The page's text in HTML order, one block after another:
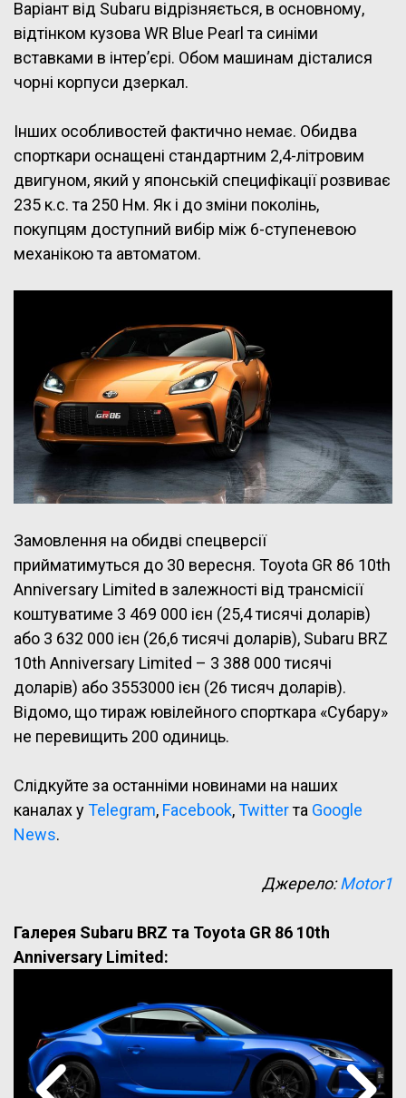
Варіант від Subaru відрізняється, в основному,
відтінком кузова WR Blue Pearl та синіми
вставками в інтер’єрі. Обом машинам дісталися
чорні корпуси дзеркал.
Інших особливостей фактично немає. Обидва
спорткари оснащені стандартним 2,4-літровим
двигуном, який у японській специфікації розвиває
235 к.с. та 250 Нм. Як і до зміни поколінь,
покупцям доступний вибір між 6-ступеневою
механікою та автоматом.
Замовлення на обидві спецверсії
прийматимуться до 30 вересня. Toyota GR 86 10th
Anniversary Limited в залежності від трансмісії
коштуватиме 3 469 000 ієн (25,4 тисячі доларів)
або 3 632 000 ієн (26,6 тисячі доларів), Subaru BRZ
10th Anniversary Limited – 3 388 000 тисячі
доларів) або 3553000 ієн (26 тисяч доларів).
Відомо, що тираж ювілейного спорткара «Субару»
не перевищить 200 одиниць.
Слідкуйте за останніми новинами на наших
каналах уTelegram, Facebook,Twitterта Google
News.
Джерело:Motor1
Галерея Subaru BRZ та Toyota GR 86 10th
Anniversary Limited: